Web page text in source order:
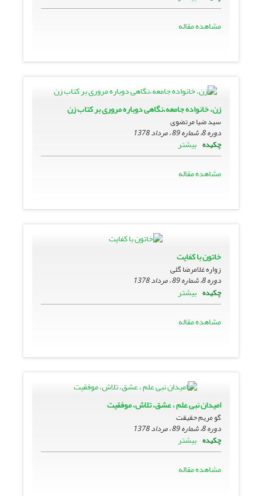
مشاهده مقاله
زن، خانواده جامعه،نگاهى دوباره مرورى بر کتاب زن
سید ضیا مرتضوى
دوره 8، شماره 89 ، مرداد 1378
چکیده بیشتر
مشاهده مقاله
خاتون با کفایت
زواره‏ غلامرضا گلى
دوره 8، شماره 89 ، مرداد 1378
چکیده بیشتر
مشاهده مقاله
امیدان نبى علم ، عشق، تلاش، موفقیت
گو مریم حقیقت
دوره 8، شماره 89 ، مرداد 1378
چکیده بیشتر
مشاهده مقاله